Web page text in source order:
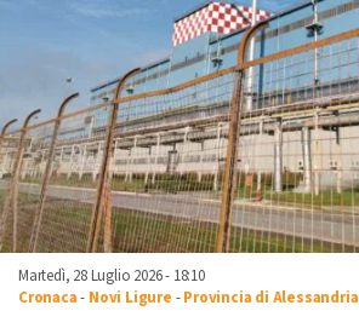
Martedì, 28 Luglio 2026 - 18:10
Cronaca- Novi Ligure -Provincia di Alessandria